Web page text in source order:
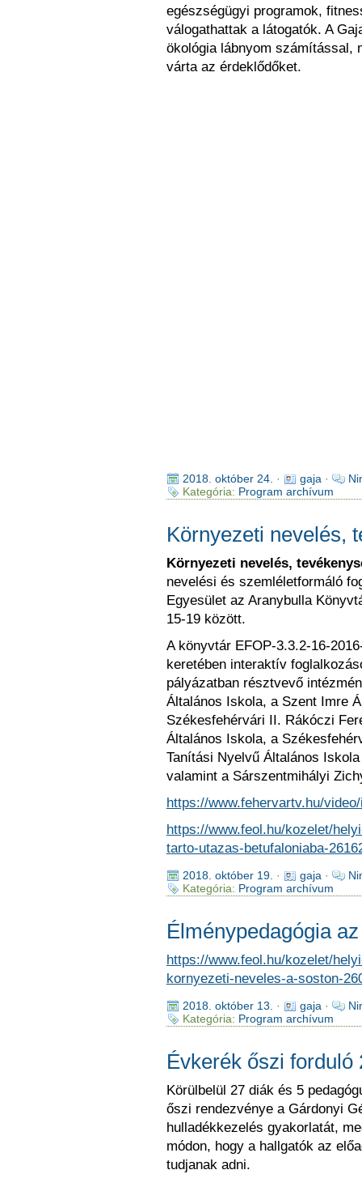
egészségügyi programok,
válogathattak a látogatók. A
ökológia lábnyom számítással,
várta az érdeklődőket.
2018. október 24. · gaja ·
Kategória: Program archívum
Környezeti nevelés,
Környezeti nevelés,
nevelési és szemléletformáló
Egyesület az Aranybulla
15-19 között.
A könyvtár EFOP-3.3.2-16-
keretében interaktív
pályázatban résztvevő
Általános Iskola, a Szent Imre
Székesfehérvári II. Rákóczi
Általános Iskola, a
Tanítási Nyelvű Általános
valamint a Sárszentmihályi
https://www.fehervartv.hu/
https://www.feol.hu/kozelet/
tarto-utazas-betufaloniaba-
2018. október 19. · gaja ·
Kategória: Program archívum
Élménypedagógia
https://www.feol.hu/kozelet/
kornyezeti-neveles-a-soston-
2018. október 13. · gaja ·
Kategória: Program archívum
Évkerék őszi forduló
Körülbelül 27 diák és 5
őszi rendezvénye a Gárdonyi
hulladékkezelés gyakorlatát,
módon, hogy a hallgatók az
tudjanak adni.